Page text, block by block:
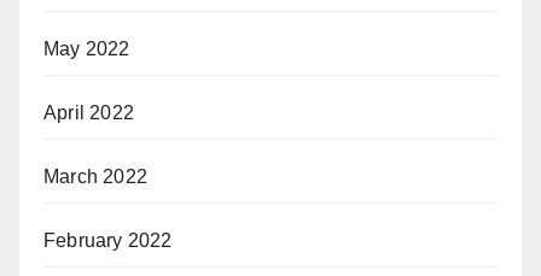
May 2022
April 2022
March 2022
February 2022